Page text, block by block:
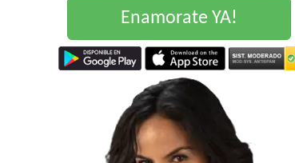
Enamorate YA!